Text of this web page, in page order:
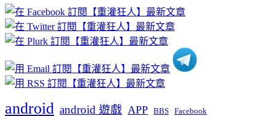
章
分
類
android android 遊戲 APP BBS Facebook